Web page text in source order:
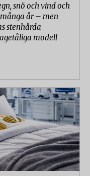
snö och vind och
år – men
stenhårda
modell